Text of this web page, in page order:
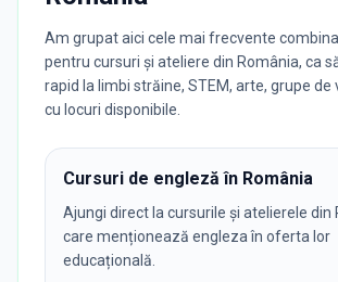
Am grupat aici cele mai frecvente
pentru cursuri și ateliere din România, ca
rapid la limbi străine, STEM, arte, grupe de
cu locuri disponibile.
Cursuri de engleză în România
Ajungi direct la cursurile și atelierele din
care menționează engleza în oferta lor
educațională.